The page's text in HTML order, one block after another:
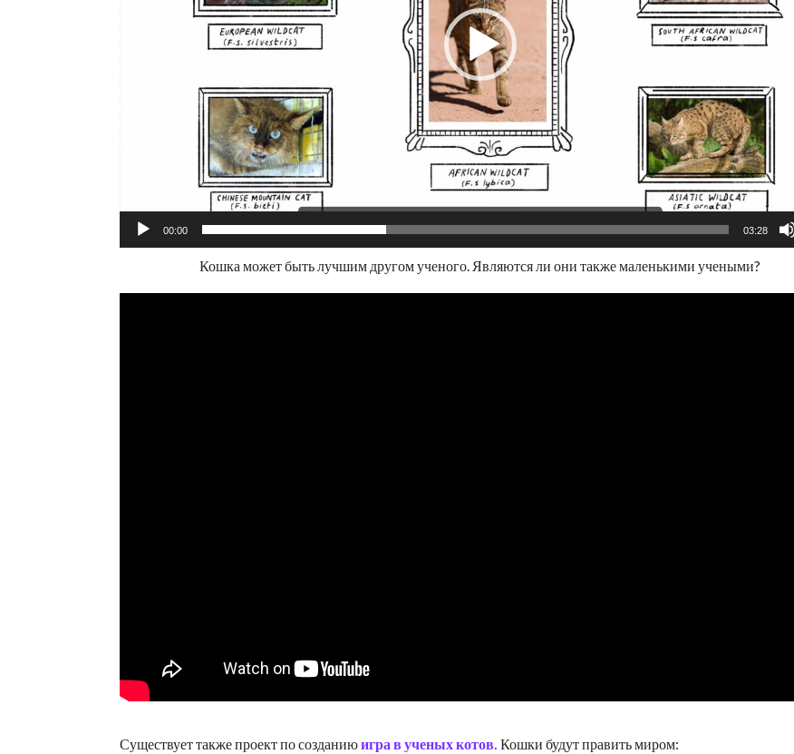
00:00 03:28
Кошка может быть лучшим другом ученого. Являются ли они также маленькими учеными?
Существует также проект по созданиюигра в ученых котов. Кошки будут править миром: